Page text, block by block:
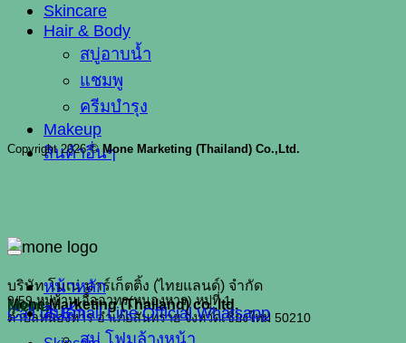
Skincare
Hair & Body
สบู่อาบน้ำ
แชมพู
ครีมบำรุง
Makeup
สินค้าอื่นๆ
บริษัท โมเน่ มาร์เก็ตติ้ง (ไทยแลนด์) จำกัด
Mone Marketing (Thailand) co.,ltd.
9/59 หมู่บ้านเอื้ออาทร(หนองหาร) หมู่ที่ 1
ตำบลหนองหาร อำเภอสันทราย จังหวัดเชียงใหม่ 50210
Call us Email Line Official Whatsapp
Menu
Copyright 2026 © Mone Marketing (Thailand) Co.,Ltd.
หน้าหลัก
สินค้า
สบู่ โฟมล้างหน้า